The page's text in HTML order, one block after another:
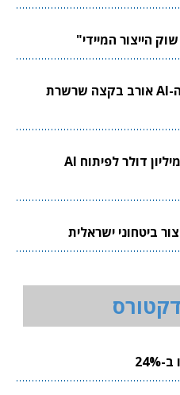
צוואר הבקבוק הבא בשוק ה-AI אורב בקצה שרשרת
Limitless Labs גייסה 20 מיליון דולר לפיתוח AI